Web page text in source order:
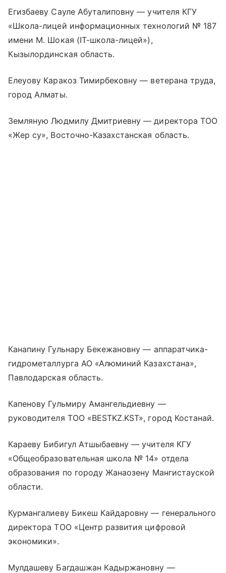
Егизбаеву Сауле Абуталиповну — учителя КГУ
«Школа-лицей информационных технологий № 187
имени М. Шокая (IT-школа-лицей»),
Кызылординская область.
Елеуову Каракоз Тимирбековну — ветерана труда,
город Алматы.
Земляную Людмилу Дмитриевну — директора ТОО
«Жер су», Восточно-Казахстанская область.
Канапину Гульнару Бекежановну — аппаратчика-
гидрометаллурга АО «Алюминий Казахстана»,
Павлодарская область.
Капенову Гульмиру Амангельдиевну —
руководителя ТОО «BESTKZ.KST», город Костанай.
Караеву Бибигул Атшыбаевну — учителя КГУ
«Общеобразовательная школа № 14» отдела
образования по городу Жанаозену Мангистауской
области.
Курмангалиеву Бикеш Кайдаровну — генерального
директора ТОО «Центр развития цифровой
экономики».
Мулдашеву Багдашжан Кадыржановну —